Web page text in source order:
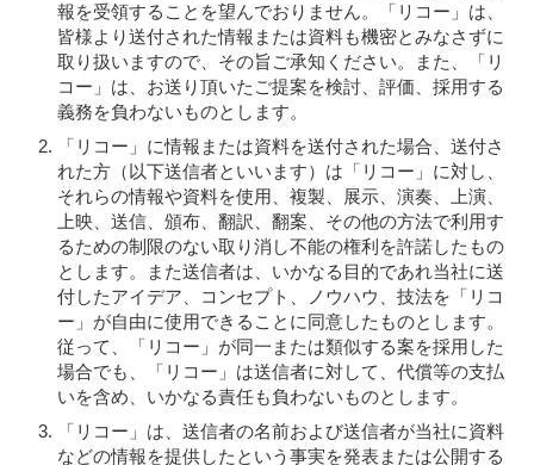
報を受領することを望んでおりません。「リコー」は、
皆様より送付された情報または資料も機密とみなさずに
取り扱いますので、その旨ご承知ください。また、「リ
コー」は、お送り頂いたご提案を検討、評価、採用する
義務を負わないものとします。
「リコー」に情報または資料を送付された場合、送付さ
れた方（以下送信者といいます）は「リコー」に対し、
それらの情報や資料を使用、複製、展示、演奏、上演、
上映、送信、頒布、翻訳、翻案、その他の方法で利用す
るための制限のない取り消し不能の権利を許諾したもの
とします。また送信者は、いかなる目的であれ当社に送
付したアイデア、コンセプト、ノウハウ、技法を「リコ
ー」が自由に使用できることに同意したものとします。
従って、「リコー」が同一または類似する案を採用した
場合でも、「リコー」は送信者に対して、代償等の支払
いを含め、いかなる責任も負わないものとします。
「リコー」は、送信者の名前および送信者が当社に資料
などの情報を提供したという事実を発表または公開する